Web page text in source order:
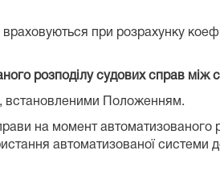
при розрахунку
розподілу судових справ між
встановленими Положенням.
на момент автоматизованого
автоматизованої системи